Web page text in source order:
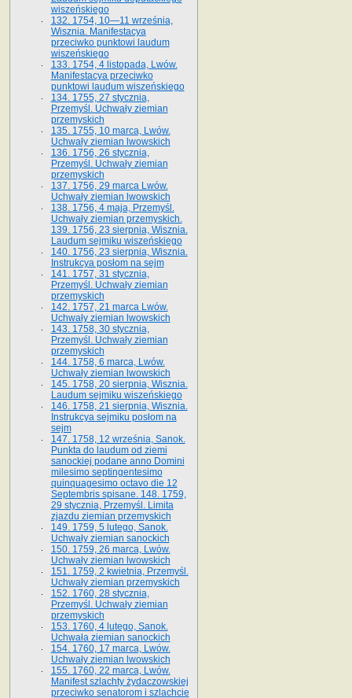
wiszeńskiego
132. 1754, 10—11 września,
Wisznia. Manifestacya
przeciwko punktowi laudum
wiszeńskiego
133. 1754, 4 listopada, Lwów.
Manifestacya przeciwko
punktowi laudum wiszeńskiego
134. 1755, 27 stycznia,
Przemyśl. Uchwały ziemian
przemyskich
135. 1755, 10 marca, Lwów.
Uchwały ziemian lwowskich
136. 1756, 26 stycznia,
Przemyśl. Uchwały ziemian
przemyskich
137. 1756, 29 marca Lwów.
Uchwały ziemian lwowskich
138. 1756, 4 maja, Przemyśl.
Uchwały ziemian przemyskich.
139. 1756, 23 sierpnia, Wisznia.
Laudum sejmiku wiszeńskiego
140. 1756, 23 sierpnia, Wisznia.
Instrukcya posłom na sejm
141. 1757, 31 stycznia,
Przemyśl. Uchwały ziemian
przemyskich
142. 1757, 21 marca Lwów.
Uchwały ziemian lwowskich
143. 1758, 30 stycznia,
Przemyśl. Uchwały ziemian
przemyskich
144. 1758, 6 marca, Lwów.
Uchwały ziemian lwowskich
145. 1758, 20 sierpnia, Wisznia.
Laudum sejmiku wiszeńskiego
146. 1758, 21 sierpnia, Wisznia.
Instrukcya sejmiku posłom na
sejm
147. 1758, 12 września, Sanok.
Punkta do laudum od ziemi
sanockiej podane anno Domini
milesimo septingentesimo
quinquagesimo octavo die 12
Septembris spisane. 148. 1759,
29 stycznia, Przemyśl. Limita
zjazdu ziemian przemyskich
149. 1759, 5 lutego, Sanok.
Uchwały ziemian sanockich
150. 1759, 26 marca, Lwów.
Uchwały ziemian lwowskich
151. 1759, 2 kwietnia, Przemyśl.
Uchwały ziemian przemyskich
152. 1760, 28 stycznia,
Przemyśl. Uchwały ziemian
przemyskich
153. 1760, 4 lutego, Sanok.
Uchwała ziemian sanockich
154. 1760, 17 marca, Lwów.
Uchwały ziemian lwowskich
155. 1760, 22 marca, Lwów.
Manifest szlachty żydaczowskiej
przeciwko senatorom i szlachcie